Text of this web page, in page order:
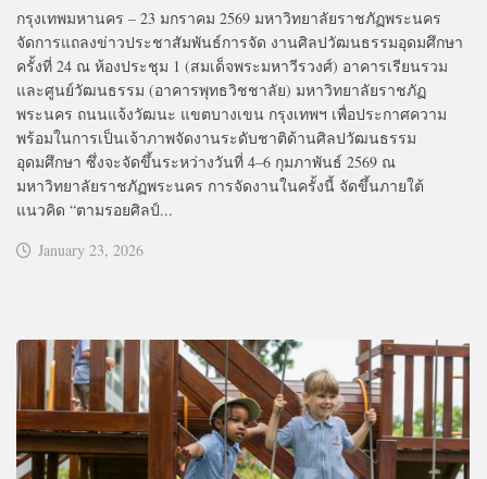
กรุงเทพมหานคร – 23 มกราคม 2569 มหาวิทยาลัยราชภัฏพระนคร
จัดการแถลงข่าวประชาสัมพันธ์การจัด งานศิลปวัฒนธรรมอุดมศึกษา
ครั้งที่ 24 ณ ห้องประชุม 1 (สมเด็จพระมหาวีรวงศ์) อาคารเรียนรวม
และศูนย์วัฒนธรรม (อาคารพุทธวิชชาลัย) มหาวิทยาลัยราชภัฏ
พระนคร ถนนแจ้งวัฒนะ แขตบางเขน กรุงเทพฯ เพื่อประกาศความ
พร้อมในการเป็นเจ้าภาพจัดงานระดับชาติด้านศิลปวัฒนธรรม
อุดมศึกษา ซึ่งจะจัดขึ้นระหว่างวันที่ 4–6 กุมภาพันธ์ 2569 ณ
มหาวิทยาลัยราชภัฏพระนคร การจัดงานในครั้งนี้ จัดขึ้นภายใต้
แนวคิด “ตามรอยศิลป์...
January 23, 2026